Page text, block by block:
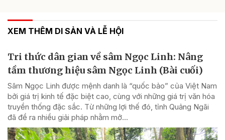
XEM THÊM DI SẢN VÀ LỄ HỘI
Tri thức dân gian về sâm Ngọc Linh: Nâng
tầm thương hiệu sâm Ngọc Linh (Bài cuối)
Sâm Ngọc Linh được mệnh danh là “quốc bảo” của Việt Nam
bởi giá trị kinh tế đặc biệt cao, cùng với những giá trị văn hóa
truyền thống đặc sắc. Từ những lợi thế đó, tỉnh Quảng Ngãi
đã đề ra nhiều giải pháp nhằm mở...